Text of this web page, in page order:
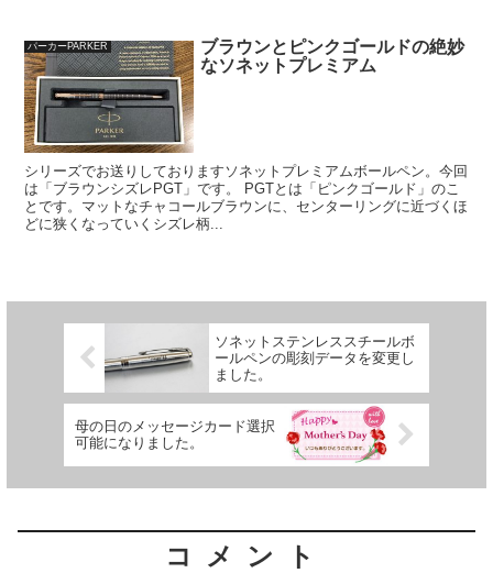
パーカーPARKER
ブラウンとピンクゴールドの絶妙
なソネットプレミアム
シリーズでお送りしておりますソネットプレミアムボールペン。今回
は「ブラウンシズレPGT」です。 PGTとは「ピンクゴールド」のこ
とです。マットなチャコールブラウンに、センターリングに近づくほ
どに狭くなっていくシズレ柄...
ソネットステンレススチールボ
ールペンの彫刻データを変更し
ました。
母の日のメッセージカード選択
可能になりました。
コメント